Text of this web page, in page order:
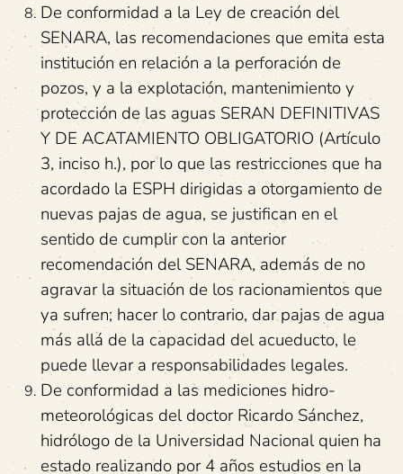
De conformidad a la Ley de creación del
SENARA, las recomendaciones que emita esta
institución en relación a la perforación de
pozos, y a la explotación, mantenimiento y
protección de las aguas SERAN DEFINITIVAS
Y DE ACATAMIENTO OBLIGATORIO (Artículo
3, inciso h.), por lo que las restricciones que ha
acordado la ESPH dirigidas a otorgamiento de
nuevas pajas de agua, se justifican en el
sentido de cumplir con la anterior
recomendación del SENARA, además de no
agravar la situación de los racionamientos que
ya sufren; hacer lo contrario, dar pajas de agua
más allá de la capacidad del acueducto, le
puede llevar a responsabilidades legales.
De conformidad a las mediciones hidro-
meteorológicas del doctor Ricardo Sánchez,
hidrólogo de la Universidad Nacional quien ha
estado realizando por 4 años estudios en la